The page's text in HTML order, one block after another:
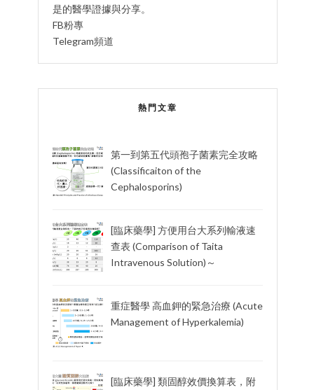
是的醫學證據與分享。
FB粉專
Telegram頻道
熱門文章
第一到第五代頭孢子菌素完全攻略
(Classificaiton of the
Cephalosporins)
[臨床藥學] 方便用台大系列輸液速
查表 (Comparison of Taita
Intravenous Solution)～
重症醫學 高血鉀的緊急治療 (Acute
Management of Hyperkalemia)
[臨床藥學] 類固醇效價換算表，附